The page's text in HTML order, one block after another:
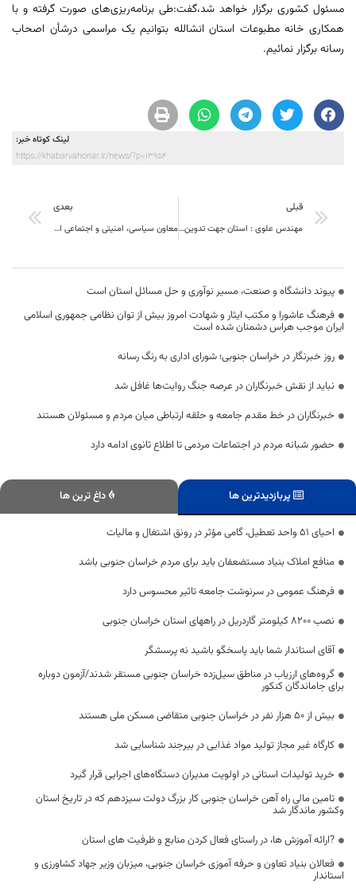
مسئول کشوری برگزار خواهد شد،گفت:طی برنامه‌ریزی‌های صورت گرفته و با
همکاری خانه مطبوعات استان انشالله بتوانیم یک مراسمی درشأن اصحاب
رسانه برگزار نمائیم.
لینک کوتاه خبر:
https://khabarvahonar.ir/news/?p=13954
قبلی
مهندس علوی : استان جهت تدوین و به روز رسانی طرح جامع مدیریت پسماند منطقه بندی شود
بعدی
معاون سیاسی، امنیتی و اجتماعی استاندار خراسان جنوبی :ایجاد نشاط و امید از راهکارهای کاهش آسیب های اجتماعی است
پیوند دانشگاه و صنعت، مسیر نوآوری و حل مسائل استان است
فرهنگ عاشورا و مکتب ایثار و شهادت امروز بیش از توان نظامی جمهوری اسلامی
ایران موجب هراس دشمنان شده است
روز خبرنگار در خراسان جنوبی؛ شورای اداری به رنگ رسانه
نباید از نقش خبرنگاران در عرصه جنگ روایت‌ها غافل شد
خبرنگاران در خط مقدم جامعه و حلقه ارتباطی میان مردم و مسئولان هستند
حضور شبانه مردم در اجتماعات مردمی تا اطلاع ثانوی ادامه دارد
پربازدیدترین ها داغ ترین ها
احیای ۵۱ واحد تعطیل، گامی مؤثر در رونق اشتغال و مالیات
منافع املاک بنیاد مستضعفان باید برای مردم خراسان جنوبی باشد
فرهنگ عمومی در سرنوشت جامعه تاثیر محسوس دارد
نصب 8200 کیلومتر گاردریل در راههای استان خراسان جنوبی
آقای استاندار شما باید پاسخگو باشید نه پرسشگر
گروه‌های ارزیاب در مناطق سیل‌زده خراسان جنوبی مستقر شدند/آزمون دوباره
برای جاماندگان کنکور
بیش از ۵۰ هزار نفر در خراسان جنوبی متقاضی مسکن ملی هستند
کارگاه غیر مجاز تولید مواد غذایی در بیرجند شناسایی شد
خرید تولیدات استانی در اولویت مدیران دستگاه‌های اجرایی قرار گیرد
تامین مالی راه آهن خراسان جنوبی کار بزرگ دولت سیزدهم که در تاریخ استان
وکشور ماندگار شد
?ارائه آموزش ها، در راستای فعال کردن منابع و ظرفیت های استان
فعالان بنیاد تعاون و حرفه آموزی خراسان جنوبی، میزبان وزیر جهاد کشاورزی و
استاندار